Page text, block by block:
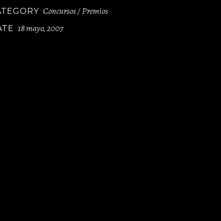
Concursos / Premios
18 mayo, 2007